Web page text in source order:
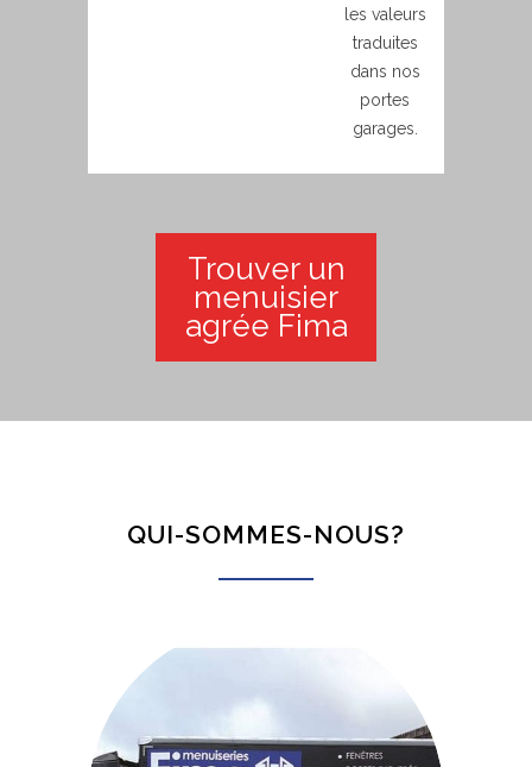
les valeurs
traduites
dans nos
portes
garages.
Trouver un
menuisier
agrée Fima
QUI-SOMMES-NOUS?